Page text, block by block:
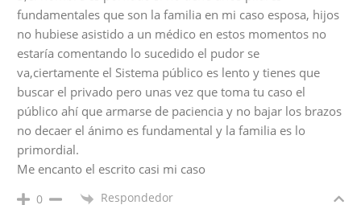
fundamentales que son la familia en mi caso esposa, hijos
no hubiese asistido a un médico en estos momentos no
estaría comentando lo sucedido el pudor se
va,ciertamente el Sistema público es lento y tienes que
buscar el privado pero unas vez que toma tu caso el
público ahí que armarse de paciencia y no bajar los brazos
no decaer el ánimo es fundamental y la familia es lo
primordial.
Me encanto el escrito casi mi caso
0 Respondedor